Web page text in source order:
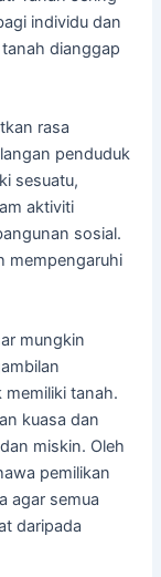
individu dan
dianggap
rasa
penduduk
sesuatu,
aktiviti
sosial.
mempengaruhi
mungkin
tanah.
kuasa dan
miskin. Oleh
pemilikan
agar semua
daripada